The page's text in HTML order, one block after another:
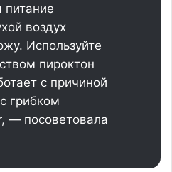
питание
воздух
Используйте
пироктон
с причиной
грибком
— посоветовала